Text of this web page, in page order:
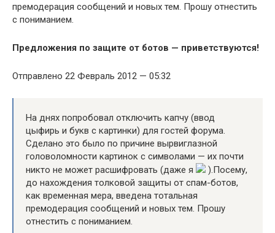
премодерация сообщений и новых тем. Прошу отнестить
с пониманием.
Предложения по защите от ботов — приветствуются!
Отправлено 22 Февраль 2012 — 05:32
На днях попробовал отключить капчу (ввод
цыфирь и букв с картинки) для гостей форума.
Сделано это было по причине вырвиглазной
головоломности картинок с символами — их почти
никто не может расшифровать (даже я
).Посему,
до нахождения толковой защиты от спам-ботов,
как временная мера, введена тотальная
премодерация сообщений и новых тем. Прошу
отнестить с пониманием.